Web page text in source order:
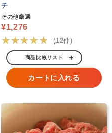
チ
その他厳選
¥1,276
★★★★★ (12件)
商品比較リスト
カートに入れる